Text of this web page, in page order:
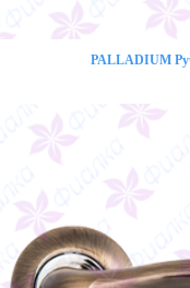
PALLADIUM